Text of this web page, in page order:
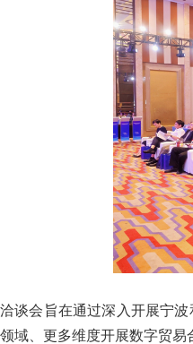
洽谈会旨在通过深入开展宁
领域、更多维度开展数字贸易